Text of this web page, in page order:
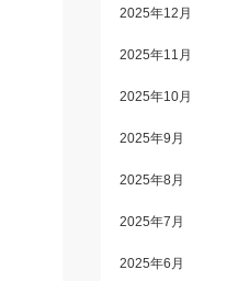
2025年12月
2025年11月
2025年10月
2025年9月
2025年8月
2025年7月
2025年6月